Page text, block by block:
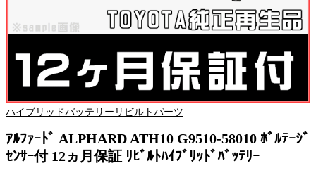
ハイブリッドバッテリー リビルトパーツ
ｱﾙﾌｧｰﾄﾞ ALPHARD ATH10 G9510-58010 ﾎﾞﾙﾃｰｼﾞ
ｾﾝｻｰ付 12ヵ月保証 ﾘﾋﾞﾙﾄﾊｲﾌﾞﾘｯﾄﾞﾊﾞｯﾃﾘｰ